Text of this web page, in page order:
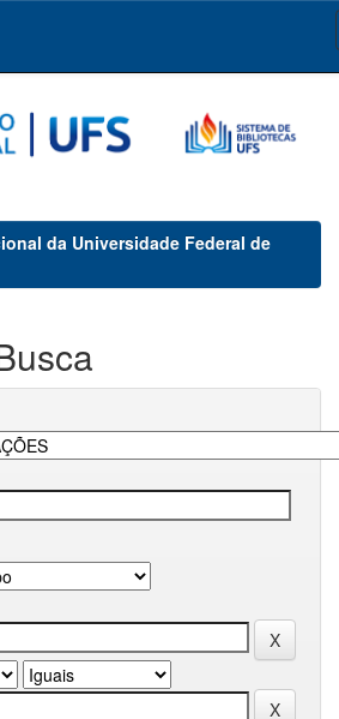
da Universidade Federal de